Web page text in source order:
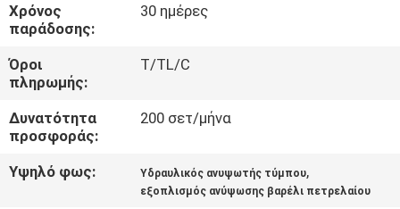
ΕΙΔΉΣΕΙΣ
ΖΗΤΉΣΤΕ
ΜΙΑ
ΠΡΟΣΦΟΡΆ
Χρόνος
παράδοσης:
30 ημέρες
Όροι
πληρωμής:
T/TL/C
Δυνατότητα
προσφοράς:
200 σετ/μήνα
Υψηλό φως: Υδραυλικός ανυψωτής τύμπου,
εξοπλισμός ανύψωσης βαρέλι πετρελαίου